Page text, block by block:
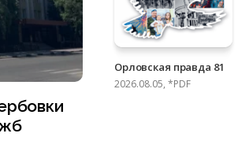
Орловская правда 81
2026.08.05, *PDF